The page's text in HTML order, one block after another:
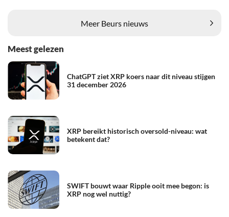
Meer Beurs nieuws
Meest gelezen
ChatGPT ziet XRP koers naar dit niveau stijgen
31 december 2026
XRP bereikt historisch oversold-niveau: wat
betekent dat?
SWIFT bouwt waar Ripple ooit mee begon: is
XRP nog wel nuttig?